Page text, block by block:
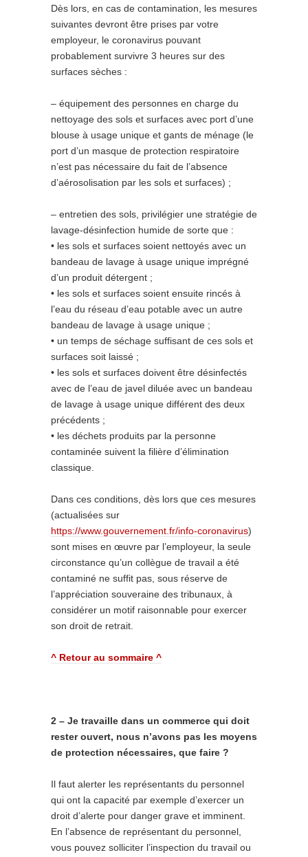
Dès lors, en cas de contamination, les mesures
suivantes devront être prises par votre
employeur, le coronavirus pouvant
probablement survivre 3 heures sur des
surfaces sèches :
– équipement des personnes en charge du
nettoyage des sols et surfaces avec port d’une
blouse à usage unique et gants de ménage (le
port d’un masque de protection respiratoire
n’est pas nécessaire du fait de l’absence
d’aérosolisation par les sols et surfaces) ;
– entretien des sols, privilégier une stratégie de
lavage-désinfection humide de sorte que :
• les sols et surfaces soient nettoyés avec un
bandeau de lavage à usage unique imprégné
d’un produit détergent ;
• les sols et surfaces soient ensuite rincés à
l’eau du réseau d’eau potable avec un autre
bandeau de lavage à usage unique ;
• un temps de séchage suffisant de ces sols et
surfaces soit laissé ;
• les sols et surfaces doivent être désinfectés
avec de l’eau de javel diluée avec un bandeau
de lavage à usage unique différent des deux
précédents ;
• les déchets produits par la personne
contaminée suivent la filière d’élimination
classique.
Dans ces conditions, dès lors que ces mesures
(actualisées sur
https://www.gouvernement.fr/info-coronavirus)
sont mises en œuvre par l’employeur, la seule
circonstance qu’un collègue de travail a été
contaminé ne suffit pas, sous réserve de
l’appréciation souveraine des tribunaux, à
considérer un motif raisonnable pour exercer
son droit de retrait.
^ Retour au sommaire ^
2 – Je travaille dans un commerce qui doit
rester ouvert, nous n’avons pas les moyens
de protection nécessaires, que faire ?
Il faut alerter les représentants du personnel
qui ont la capacité par exemple d’exercer un
droit d’alerte pour danger grave et imminent.
En l’absence de représentant du personnel,
vous pouvez solliciter l’inspection du travail ou